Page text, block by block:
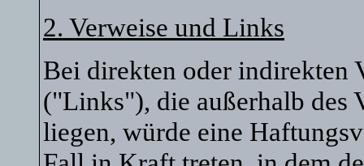
2. Verweise und Links
Bei direkten oder indirekten
("Links"), die außerhalb des
liegen, würde eine